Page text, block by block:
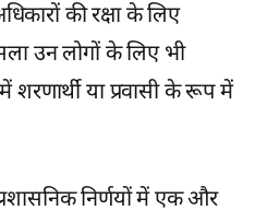
की रक्षा के लिए
उन लोगों के लिए भी
शरणार्थी या प्रवासी के रूप में
निर्णयों में एक और